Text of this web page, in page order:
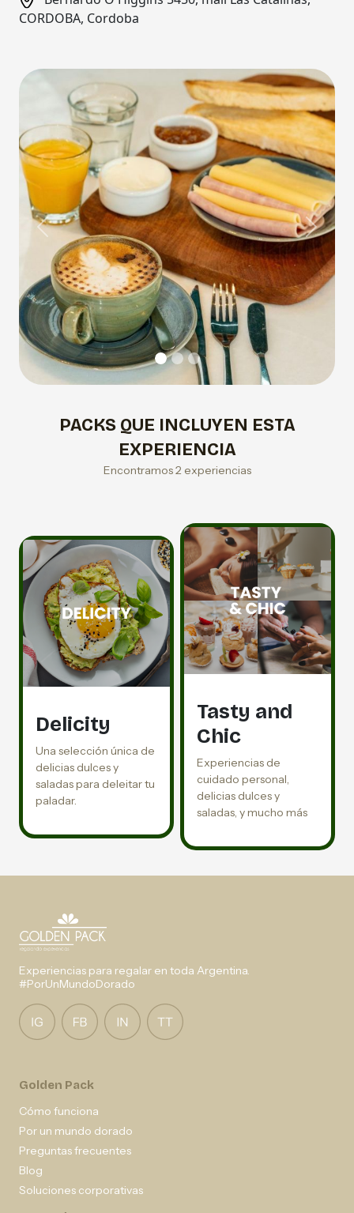
CORDOBA, Cordoba
Previous Next
PACKS QUE INCLUYEN ESTA
EXPERIENCIA
Encontramos 2 experiencias
Delicity
Una selección única de
delicias dulces y
saladas para deleitar tu
paladar.
Tasty and
Chic
Experiencias de
cuidado personal,
delicias dulces y
saladas, y mucho más
Experiencias para regalar en toda Argentina.
#PorUnMundoDorado
Golden Pack
Cómo funciona
Por un mundo dorado
Preguntas frecuentes
Blog
Soluciones corporativas